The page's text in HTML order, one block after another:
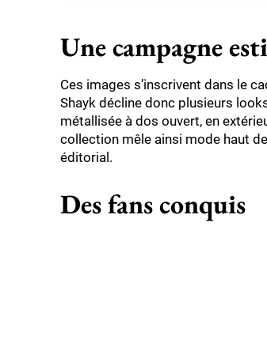
Une campagne
Ces images s’inscrivent dans le
Shayk décline donc plusieurs
métallisée à dos ouvert, en
collection mêle ainsi mode haut
éditorial.
Des fans conquis